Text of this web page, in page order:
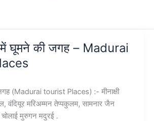
घूमने की जगह – Madurai
(Madurai tourist Places) :- मीनाक्षी
वंदियूर मरिअम्मन तेप्पकुलम, सामनार जैन
चोलाई मुरुगन मदुरई .